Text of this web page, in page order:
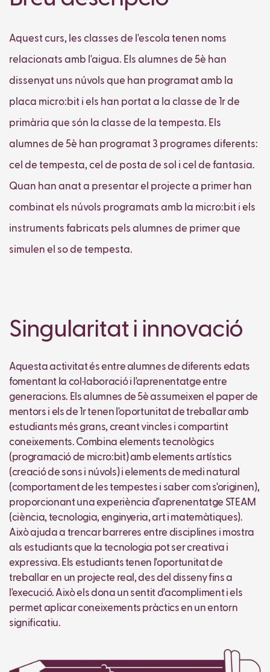
Aquest curs, les classes de l'escola tenen noms
relacionats amb l'aigua. Els alumnes de 5è han
dissenyat uns núvols que han programat amb la
placa micro:bit i els han portat a la classe de 1r de
primària que són la classe de la tempesta. Els
alumnes de 5è han programat 3 programes diferents:
cel de tempesta, cel de posta de sol i cel de fantasia.
Quan han anat a presentar el projecte a primer han
combinat els núvols programats amb la micro:bit i els
instruments fabricats pels alumnes de primer que
simulen el so de tempesta.
Singularitat i innovació
Aquesta activitat és entre alumnes de diferents edats
fomentant la col·laboració i l'aprenentatge entre
generacions. Els alumnes de 5è assumeixen el paper de
mentors i els de 1r tenen l'oportunitat de treballar amb
estudiants més grans, creant vincles i compartint
coneixements. Combina elements tecnològics
(programació de micro:bit) amb elements artístics
(creació de sons i núvols) i elements de medi natural
(comportament de les tempestes i saber com s'originen),
proporcionant una experiència d'aprenentatge STEAM
(ciència, tecnologia, enginyeria, art i matemàtiques).
Això ajuda a trencar barreres entre disciplines i mostra
als estudiants que la tecnologia pot ser creativa i
expressiva. Els estudiants tenen l'oportunitat de
treballar en un projecte real, des del disseny fins a
l'execució. Això els dona un sentit d'acompliment i els
permet aplicar coneixements pràctics en un entorn
significatiu.